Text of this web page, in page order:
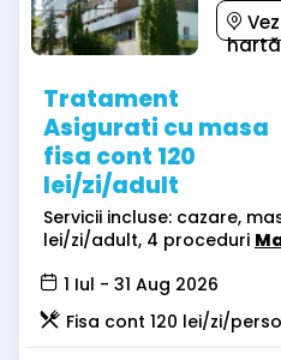
hartă
Tratament
Asigurati cu masa
fisa cont 120
lei/zi/adult
Servicii incluse: cazare,
lei/zi/adult, 4 proceduri
1 Iul - 31 Aug 2026
Fisa cont 120 lei/zi/